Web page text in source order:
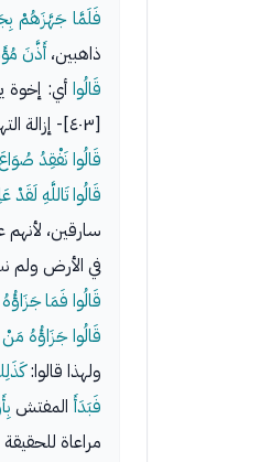
فَلَمَّا جَهَّزَهُمْ
ذاهبين، أَذَّنَ
قَالُواأي:
[٤٠٣]- إزالة التهمة التي رموا بها عنهم، فقالوا في هذه الحال:
قَالُوا نَفْقِدُ
قَالُوا تَاللَّهِ
سارقين،
في الأرض ولم
قَالُوا فَمَا جَزَاؤُهُ
قَالُوا جَزَاؤُهُ
ولهذا قالوا:
فَبَدَأَالمفتش
مراعاة للحقيقة